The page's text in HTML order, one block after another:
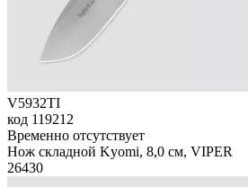
V5932TI
код 119212
Временно отсутствует
Нож складной Kyomi, 8,0 см, VIPER
26430